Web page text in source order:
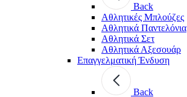
Back
Aθλητικές Μπλούζες
Αθλητικά Παντελόνια
Αθλητικά Σετ
Αθλητικά Αξεσουάρ
Επαγγελματική Ένδυση
Back